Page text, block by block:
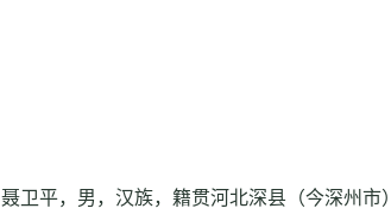
聂卫平，男，汉族，籍贯河北深县（今深州